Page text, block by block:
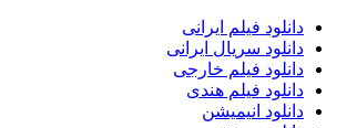
دانلود فیلم ایرانی
دانلود سریال ایرانی
دانلود فیلم خارجی
دانلود فیلم هندی
دانلود انیمیشن